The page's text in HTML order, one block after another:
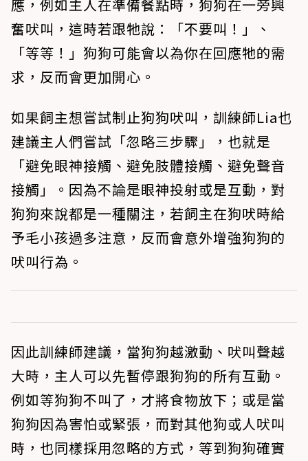
應，例如主人在準備餐點時，狗狗在一旁興
奮吠叫，這時若跟牠說：「不要叫！」、
「等等！」狗狗可能會以為你在回應牠的需
求，反而會更加開心。
如果飼主想嘗試制止狗狗吠叫，訓練師Lia也
建議主人們嘗試「忽略三步驟」，也就是
「避免眼神接觸、避免肢體接觸、避免聲音
接觸」。因為不論是眼神投射或是互動，對
狗狗來說都是一種關注，若飼主在狗吠時給
予毛小孩過多注意，反而會意外增強狗狗的
吠叫行為。
因此訓練師建議，當狗狗越激動、吠叫聲越
大時，主人可以先暫停跟狗狗的所有互動。
例如等狗狗不叫了，才將食物放下；或是當
狗狗因為害怕或緊張，而對其他狗或人吠叫
時，也同樣採用忽略的方式，等到狗狗確實